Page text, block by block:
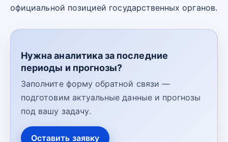
официальной позицией государственных органов.
Нужна аналитика за последние
периоды и прогнозы?
Заполните форму обратной связи —
подготовим актуальные данные и прогнозы
под вашу задачу.
Оставить заявку